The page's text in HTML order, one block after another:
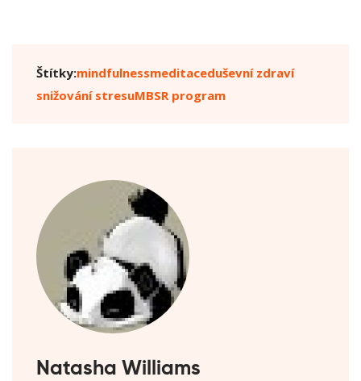
Štítky:mindfulnessmeditaceduševní zdraví
snižování stresuMBSR program
Natasha Williams